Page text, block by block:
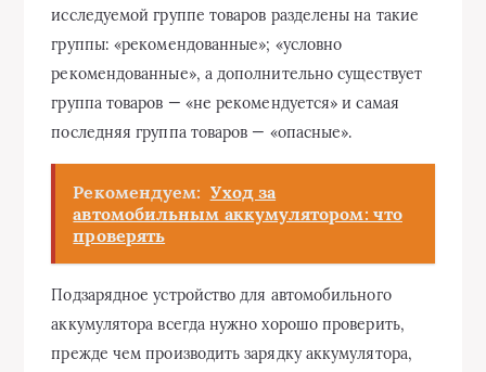
исследуемой группе товаров разделены на такие
группы: «рекомендованные»; «условно
рекомендованные», а дополнительно существует
группа товаров — «не рекомендуется» и самая
последняя группа товаров — «опасные».
Рекомендуем: Уход за
автомобильным аккумулятором: что
проверять
Подзарядное устройство для автомобильного
аккумулятора всегда нужно хорошо проверить,
прежде чем производить зарядку аккумулятора,